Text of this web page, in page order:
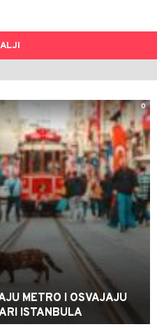
0
METRO I OSVAJAJU
ISTANBULA